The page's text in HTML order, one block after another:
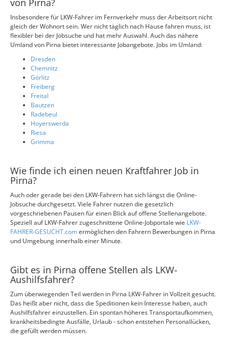
von Pirna?
Insbesondere für LKW-Fahrer im Fernverkehr muss der Arbeitsort nicht
gleich der Wohnort sein. Wer nicht täglich nach Hause fahren muss, ist
flexibler bei der Jobsuche und hat mehr Auswahl. Auch das nähere
Umland von Pirna bietet interessante Jobangebote. Jobs im Umland:
Dresden
Chemnitz
Görlitz
Freiberg
Freital
Bautzen
Radebeul
Hoyerswerda
Riesa
Grimma
Wie finde ich einen neuen Kraftfahrer Job in
Pirna?
Auch oder gerade bei den LKW-Fahrern hat sich längst die Online-
Jobsuche durchgesetzt. Viele Fahrer nutzen die gesetzlich
vorgeschriebenen Pausen für einen Blick auf offene Stellenangebote.
Speziell auf LKW-Fahrer zugeschnittene Online-Jobportale wie LKW-
FAHRER-GESUCHT.comermöglichen den Fahrern Bewerbungen in Pirna
und Umgebung innerhalb einer Minute.
Gibt es in Pirna offene Stellen als LKW-
Aushilfsfahrer?
Zum überwiegenden Teil werden in Pirna LKW-Fahrer in Vollzeit gesucht.
Das heißt aber nicht, dass die Speditionen kein Interesse haben, auch
Aushilfsfahrer einzustellen. Ein spontan höheres Transportaufkommen,
krankheitsbedingte Ausfälle, Urlaub - schon entstehen Personallücken,
die gefüllt werden müssen.